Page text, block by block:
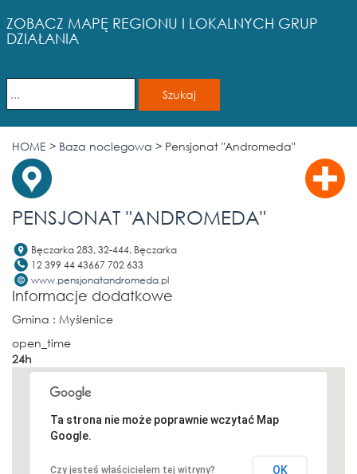
ZOBACZ MAPĘ REGIONU I LOKALNYCH GRUP
DZIAŁANIA
HOME > Baza noclegowa > Pensjonat "Andromeda"
PENSJONAT "ANDROMEDA"
Bęczarka 283, 32-444, Bęczarka
12 399 44 43667 702 633
www.pensjonatandromeda.pl
Informacje dodatkowe
Gmina : Myślenice
open_time
24h
Ta strona nie może poprawnie wczytać Map
Google.
Czy jesteś właścicielem tej witryny? OK